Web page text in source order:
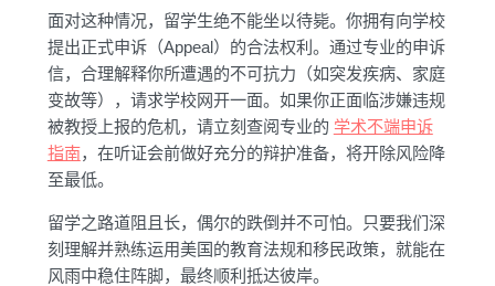
面对这种情况，留学生绝不能坐以待毙。你拥有向学校
提出正式申诉（Appeal）的合法权利。通过专业的申诉
信，合理解释你所遭遇的不可抗力（如突发疾病、家庭
变故等），请求学校网开一面。如果你正面临涉嫌违规
被教授上报的危机，请立刻查阅专业的 学术不端申诉
指南，在听证会前做好充分的辩护准备，将开除风险降
至最低。
留学之路道阻且长，偶尔的跌倒并不可怕。只要我们深
刻理解并熟练运用美国的教育法规和移民政策，就能在
风雨中稳住阵脚，最终顺利抵达彼岸。